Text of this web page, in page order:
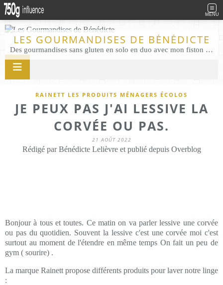
MENU
LES GOURMANDISES DE BÉNÉDICTE
Des gourmandises sans gluten en solo en duo avec mon fiston . Salé comme Sucré sans gluten éco responsable Les Gourmandises de Bénédicte gâteau produits locaux
RAINETT LES PRODUITS MÉNAGERS ÉCOLOS
JE PEUX PAS J'AI LESSIVE LA
CORVÉE OU PAS.
21 AOÛT 2022
Rédigé par Bénédicte Lelièvre et publié depuis Overblog
Bonjour à tous et toutes. Ce matin on va parler lessive une corvée
ou pas du quotidien. Souvent la lessive c'est une corvée moi c'est
surtout au moment de l'étendre en même temps On fait un peu de
gym ( sourire) .
La marque Rainett propose différents produits pour laver notre linge
: